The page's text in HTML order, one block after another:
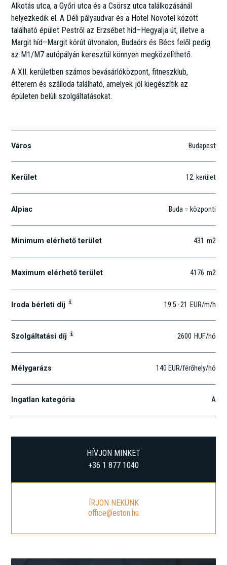
Alkotás utca, a Győri utca és a Csörsz utca találkozásánál
helyezkedik el. A Déli pályaudvar és a Hotel Novotel között
található épület Pestről az Erzsébet híd–Hegyalja út, illetve a
Margit híd–Margit körút útvonalon, Budaörs és Bécs felől pedig
az M1/M7 autópályán keresztül könnyen megközelíthető.
A XII. kerületben számos bevásárlóközpont, fitneszklub,
étterem és szálloda található, amelyek jól kiegészítik az
épületen belüli szolgáltatásokat.
Város Budapest
Kerület 12. kerület
Alpiac Buda – központi
Minimum elérhető terület 431 m2
Maximum elérhető terület 4176 m2
Iroda bérleti díj i 19.5-21 EUR/m/h
Szolgáltatási díj i 2600 HUF/hó
Mélygarázs 140 EUR/férőhely/hó
Ingatlan kategória A
HÍVJON MINKET
+36 1 877 1040
ÍRJON NEKÜNK
office@eston.hu